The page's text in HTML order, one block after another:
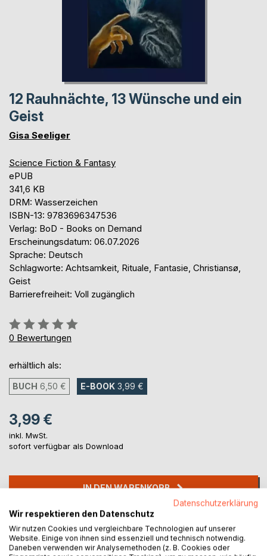
12 Rauhnächte, 13 Wünsche und ein
Geist
Gisa Seeliger
Science Fiction & Fantasy
ePUB
341,6 KB
DRM: Wasserzeichen
ISBN-13: 9783696347536
Verlag: BoD - Books on Demand
Erscheinungsdatum: 06.07.2026
Sprache: Deutsch
Schlagworte: Achtsamkeit, Rituale, Fantasie, Christiansø,
Geist
Barrierefreiheit: Voll zugänglich
Bewertung::
0%
0 Bewertungen
erhältlich als:
BUCH 6,50 € E-BOOK 3,99 €
3,99 €
inkl. MwSt.
sofort verfügbar als Download
IN DEN WARENKORB
Auf die Merkliste
Titel bewerten
Datenschutzerklärung
Wir respektieren den Datenschutz
Wir nutzen Cookies und vergleichbare Technologien auf unserer
Website. Einige von ihnen sind essenziell und technisch notwendig.
Daneben verwenden wir Analysemethoden (z. B. Cookies oder